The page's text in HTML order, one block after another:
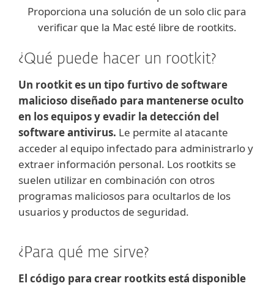
Proporciona una solución de un solo clic para
verificar que la Mac esté libre de rootkits.
¿Qué puede hacer un rootkit?
Un rootkit es un tipo furtivo de software
malicioso diseñado para mantenerse oculto
en los equipos y evadir la detección del
software antivirus. Le permite al atacante
acceder al equipo infectado para administrarlo y
extraer información personal. Los rootkits se
suelen utilizar en combinación con otros
programas maliciosos para ocultarlos de los
usuarios y productos de seguridad.
¿Para qué me sirve?
El código para crear rootkits está disponible